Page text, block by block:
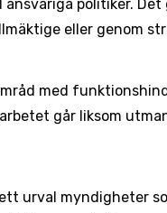
politiker.
eller genom
med
går liksom
urval myndigheter